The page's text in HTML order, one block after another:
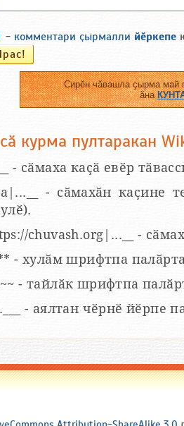
- комментари ҫырмалли йӗркепе
Сирӗн чӑвашла ҫырма май
ӑна
курма пултаракан
- сӑмаха каҫӑ евӗр
- сӑмахӑн каҫине
chuvash.org|...__ -
- хулӑм шрифтпа
- тайлӑк шрифтпа
- аялтан чӗрнӗ йӗрпе